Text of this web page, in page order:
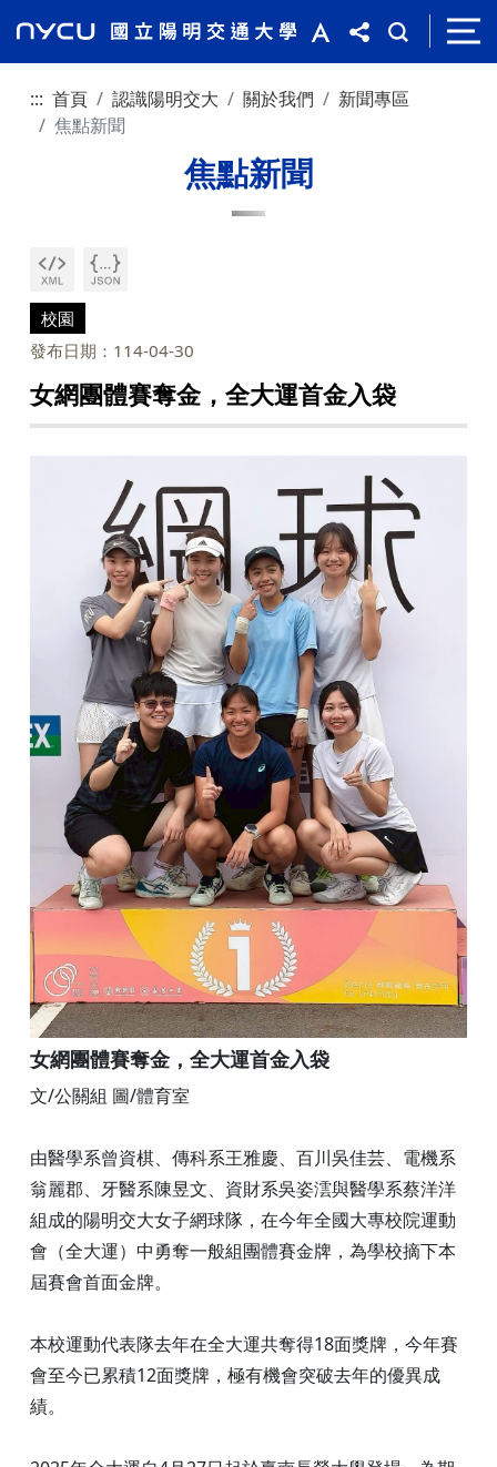
::: 首頁 認識陽明交大 關於我們
新聞專區
焦點新聞
焦點新聞
校園
發布日期：114-04-30
女網團體賽奪金，全大運首金入袋
女網團體賽奪金，全大運首金入袋
文/公關組 圖/體育室
由醫學系曾資棋、傳科系王雅慶、百川吳佳芸、電機系
翁麗郡、牙醫系陳昱文、資財系吳姿澐與醫學系蔡洋洋
組成的陽明交大女子網球隊，在今年全國大專校院運動
會（全大運）中勇奪一般組團體賽金牌，為學校摘下本
屆賽會首面金牌。
本校運動代表隊去年在全大運共奪得18面獎牌，今年賽
會至今已累積12面獎牌，極有機會突破去年的優異成
績。